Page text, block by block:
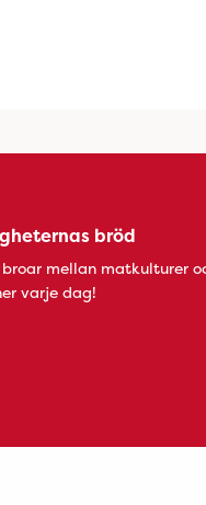
bröd
mellan matkulturer
varje dag!